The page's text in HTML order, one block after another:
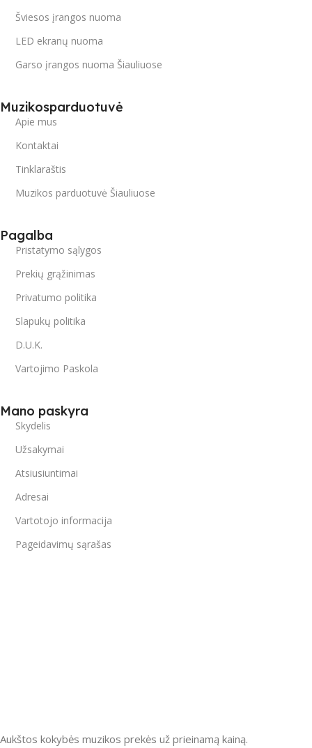
Šviesos įrangos nuoma
LED ekranų nuoma
Garso įrangos nuoma Šiauliuose
Muzikosparduotuvė
Apie mus
Kontaktai
Tinklaraštis
Muzikos parduotuvė Šiauliuose
Pagalba
Pristatymo sąlygos
Prekių grąžinimas
Privatumo politika
Slapukų politika
D.U.K.
Vartojimo Paskola
Mano paskyra
Skydelis
Užsakymai
Atsiusiuntimai
Adresai
Vartotojo informacija
Pageidavimų sąrašas
Aukštos kokybės muzikos prekės už prieinamą kainą.